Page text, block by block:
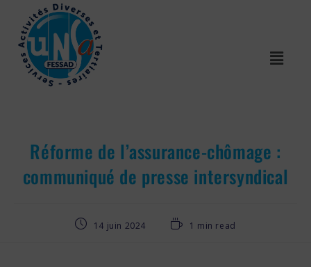
Réforme de l’assurance-chômage :
communiqué de presse intersyndical
14 juin 2024 1 min read